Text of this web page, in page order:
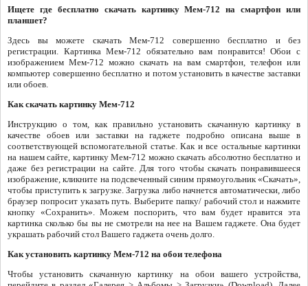
Ищете где бесплатно скачать картинку Мем-712 на смартфон или
планшет?
Здесь вы можете скачать Мем-712 совершенно бесплатно и без
регистрации. Картинка Мем-712 обязательно вам понравится! Обои с
изображением Мем-712 можно скачать на вам смартфон, телефон или
компьютер совершенно бесплатно и потом установить в качестве заставки
или обоев.
Как скачать картинку Мем-712
Инструкцию о том, как правильно установить скачанную картинку в
качестве обоев или заставки на гаджете подробно описана выше в
соответствующей вспомогательной статье. Как и все остальные картинки
на нашем сайте, картинку Мем-712 можно скачать абсолютно бесплатно и
даже без регистрации на сайте. Для того чтобы скачать понравившееся
изображение, кликните на подсвеченный синим прямоугольник «Скачать»,
чтобы приступить к загрузке. Загрузка либо начнется автоматически, либо
браузер попросит указать путь. Выберите папку/ рабочий стол и нажмите
кнопку «Сохранить». Можем поспорить, что вам будет нравится эта
картинка сколько бы вы не смотрели на нее на Вашем гаджете. Она будет
украшать рабочий стол Вашего гаджета очень долго.
Как установить картинку Мем-712 на обои телефона
Чтобы установить скачанную картинку на обои вашего устройства,